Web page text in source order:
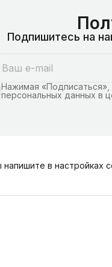
Подпишитесь на
Нажимая «Подписаться»,
персональных данных в
в настройках